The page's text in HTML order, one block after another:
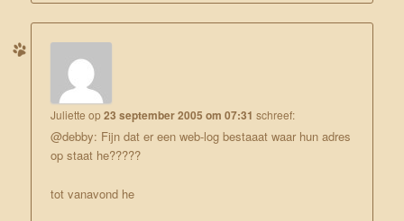
Juliette op23 september 2005 om 07:31 schreef:
@debby: Fijn dat er een web-log bestaaat waar hun adres
op staat he?????
tot vanavond he